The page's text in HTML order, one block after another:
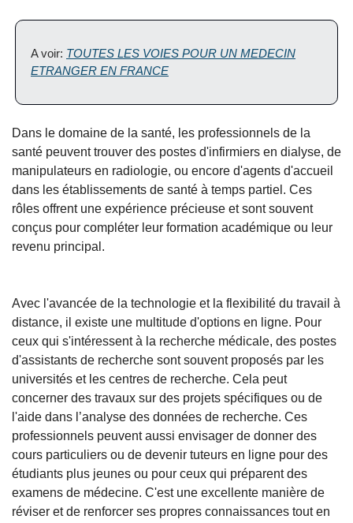
A voir: TOUTES LES VOIES POUR UN MEDECIN
ETRANGER EN FRANCE
Dans le domaine de la santé, les professionnels de la
santé peuvent trouver des postes d'infirmiers en dialyse, de
manipulateurs en radiologie, ou encore d'agents d'accueil
dans les établissements de santé à temps partiel. Ces
rôles offrent une expérience précieuse et sont souvent
conçus pour compléter leur formation académique ou leur
revenu principal.
Avec l'avancée de la technologie et la flexibilité du travail à
distance, il existe une multitude d'options en ligne. Pour
ceux qui s'intéressent à la recherche médicale, des postes
d'assistants de recherche sont souvent proposés par les
universités et les centres de recherche. Cela peut
concerner des travaux sur des projets spécifiques ou de
l'aide dans l’analyse des données de recherche. Ces
professionnels peuvent aussi envisager de donner des
cours particuliers ou de devenir tuteurs en ligne pour des
étudiants plus jeunes ou pour ceux qui préparent des
examens de médecine. C'est une excellente manière de
réviser et de renforcer ses propres connaissances tout en